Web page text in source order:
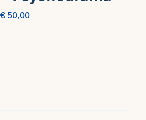
€ 50,00